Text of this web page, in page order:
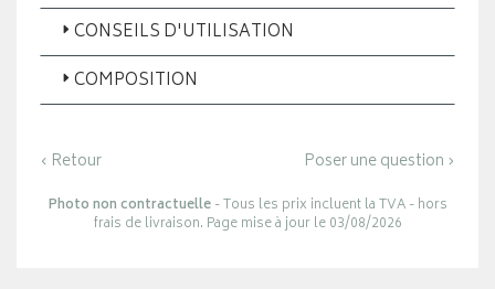
CONSEILS D'UTILISATION
COMPOSITION
‹ Retour Poser une question ›
Photo non contractuelle- Tous les prix incluent la TVA - hors
frais de livraison. Page mise à jour le 03/08/2026